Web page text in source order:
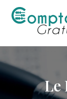
Le